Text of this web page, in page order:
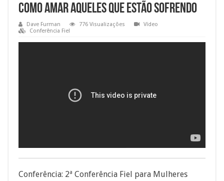
Como amar aqueles que estão sofrendo
Dave Furman 776 Visualizações
Vídeo
Conferência Fiel
Conferência: 2ª Conferência Fiel para Mulheres